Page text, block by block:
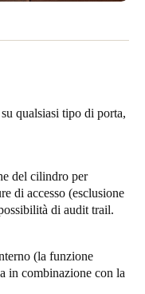
qualsiasi tipo di porta,
del cilindro per
di accesso (esclusione
di audit trail.
(la funzione
in combinazione con la